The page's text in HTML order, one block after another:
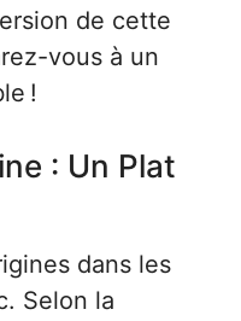
de cette
vous à un
!
: Un Plat
dans les
Selon la